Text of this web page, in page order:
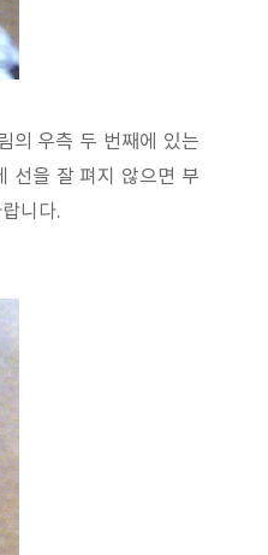
의 우측 두 번째에 있는
선을 잘 펴지 않으면 부
니다.